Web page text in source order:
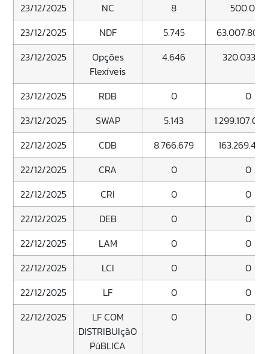
23/12/2025
NC 8
500.000
23/12/2025
NDF 5.745
23/12/2025
Opções
Flexíveis
4.646
23/12/2025 RDB 0
0
23/12/2025
SWAP 5.143
22/12/2025
CDB 8.766.679
22/12/2025
CRA 0
0
22/12/2025
CRI 0
0
22/12/2025
DEB 0
0
22/12/2025
LAM 0
0
22/12/2025
LCI 0
0
22/12/2025
LF 0
0
22/12/2025
LF COM
DISTRIBUIçãO
PúBLICA
0 0